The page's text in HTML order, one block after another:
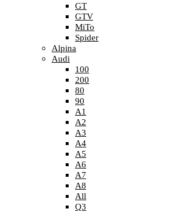
GT
GTV
MiTo
Spider
Alpina
Audi
100
200
80
90
A1
A2
A3
A4
A5
A6
A7
A8
All
Q3